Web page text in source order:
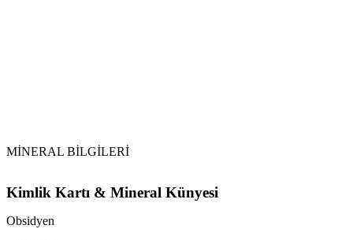
MİNERAL BİLGİLERİ
Kimlik Kartı & Mineral Künyesi
Obsidyen